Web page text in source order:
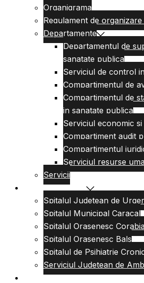
Organigrama
Regulament de
Departamente
Departamentul de
sanatate publica
Serviciul de control
Compartimentul de
Compartimentul de
in sanatate publica
Serviciul economic
Compartiment audit
Compartimentul
Serviciul resurse
Servicii
Reteaua sanitara
Spitalul Judetean de
Spitalul Municipal Caracal
Spitalul Orasenesc
Spitalul Orasenesc Bals
Spitalul de Psihiatrie
Serviciul Judetean de
Centre de permanenta